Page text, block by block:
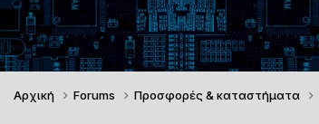
Αρχική Forums Προσφορές & καταστήματα